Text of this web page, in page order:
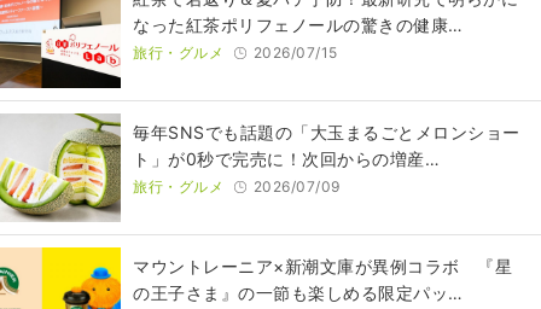
なった紅茶ポリフェノールの驚きの健康…
旅行・グルメ 2026/07/15
毎年SNSでも話題の「大玉まるごとメロンショー
ト」が0秒で完売に！次回からの増産…
旅行・グルメ 2026/07/09
マウントレーニア×新潮文庫が異例コラボ 『星
の王子さま』の一節も楽しめる限定パッ…